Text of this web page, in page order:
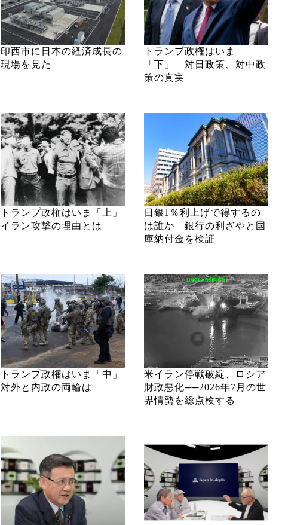
印西市に日本の経済成長の
現場を見た
トランプ政権はいま
「下」 対日政策、対中政
策の真実
トランプ政権はいま「上」
イラン攻撃の理由とは
日銀1％利上げで得するの
は誰か 銀行の利ざやと国
庫納付金を検証
トランプ政権はいま「中」
対外と内政の両輪は
米イラン停戦破綻、ロシア
財政悪化──2026年7月の世
界情勢を総点検する